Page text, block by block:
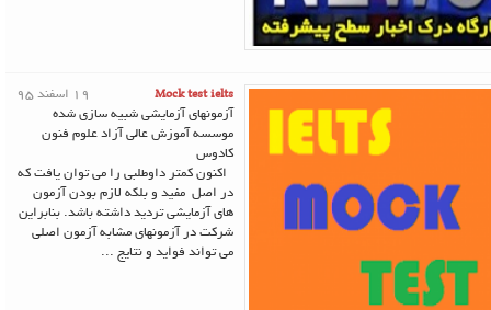
Mock test ielts
19 اسفند 95
آزمونهای آزمایشی شبیه سازی شده
موسسه آموزش عالی آزاد علوم فنون
کادوس
اکنون کمتر داوطلبی را می توان یافت که
در اصل مفید و بلکه لازم بودن آزمون
های آزمایشی تردید داشته باشد. بنابراین
شرکت در آزمونهای مشابه آزمون اصلی
می تواند فواید و نتایج ...